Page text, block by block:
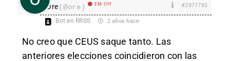
Ore(@ore) EM Off #2871785
Bot en RRSS 2 años hace
No creo que CEUS saque tanto. Las
anteriores elecciones coincidieron con las